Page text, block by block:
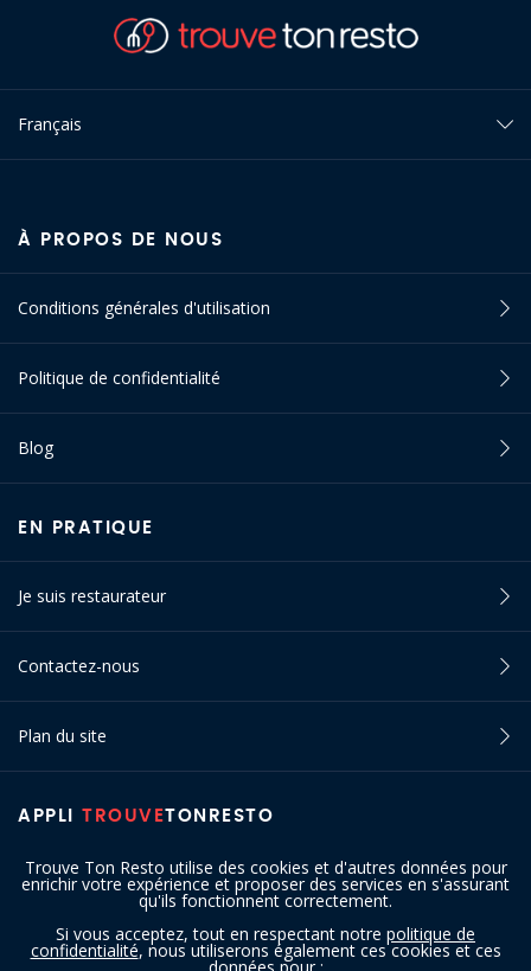
Trouve Ton Resto utilise des cookies et d'autres données pour
enrichir votre expérience et proposer des services en s'assurant
qu'ils fonctionnent correctement.
Si vous acceptez, tout en respectant notre politique de
confidentialité, nous utiliserons également ces cookies et ces
Français
APPLI TROUVETONRESTO
À PROPOS DE NOUS
Conditions générales d'utilisation
Politique de confidentialité
Blog
EN PRATIQUE
Je suis restaurateur
Contactez-nous
Plan du site
SUIVEZ-NOUS